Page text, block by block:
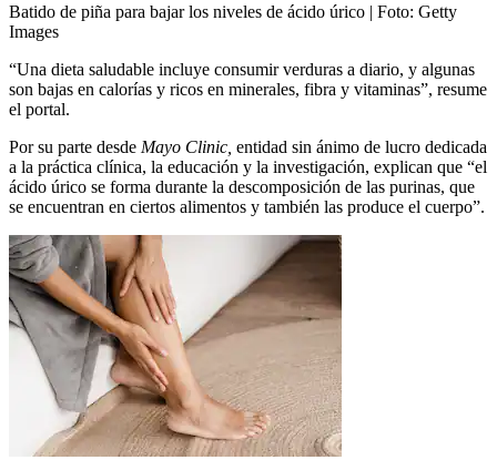
Batido de piña para bajar los niveles de ácido úrico | Foto: Getty
Images
“Una dieta saludable incluye consumir verduras a diario, y algunas
son bajas en calorías y ricos en minerales, fibra y vitaminas”, resume
el portal.
Por su parte desde Mayo Clinic, entidad sin ánimo de lucro dedicada
a la práctica clínica, la educación y la investigación, explican que “el
ácido úrico se forma durante la descomposición de las purinas, que
se encuentran en ciertos alimentos y también las produce el cuerpo”.